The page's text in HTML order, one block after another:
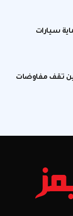
سيارات
تقف مفاوضات